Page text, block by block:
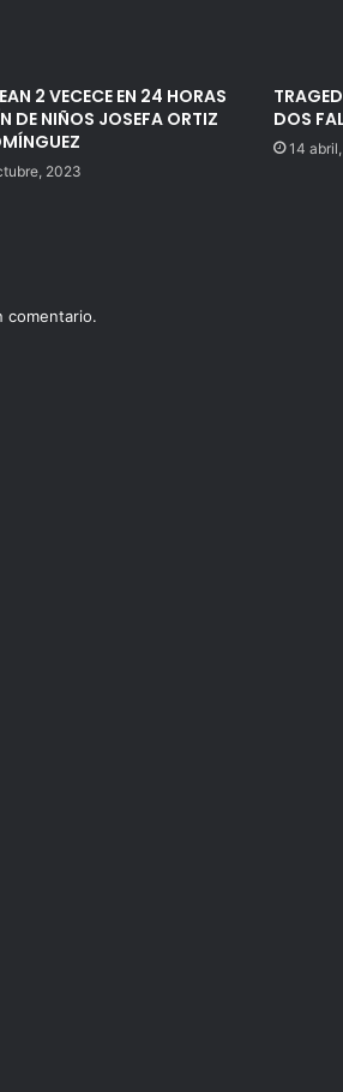
2 VECECE EN 24 HORAS
DE NIÑOS JOSEFA ORTIZ
2023
DOS
14
comentario.